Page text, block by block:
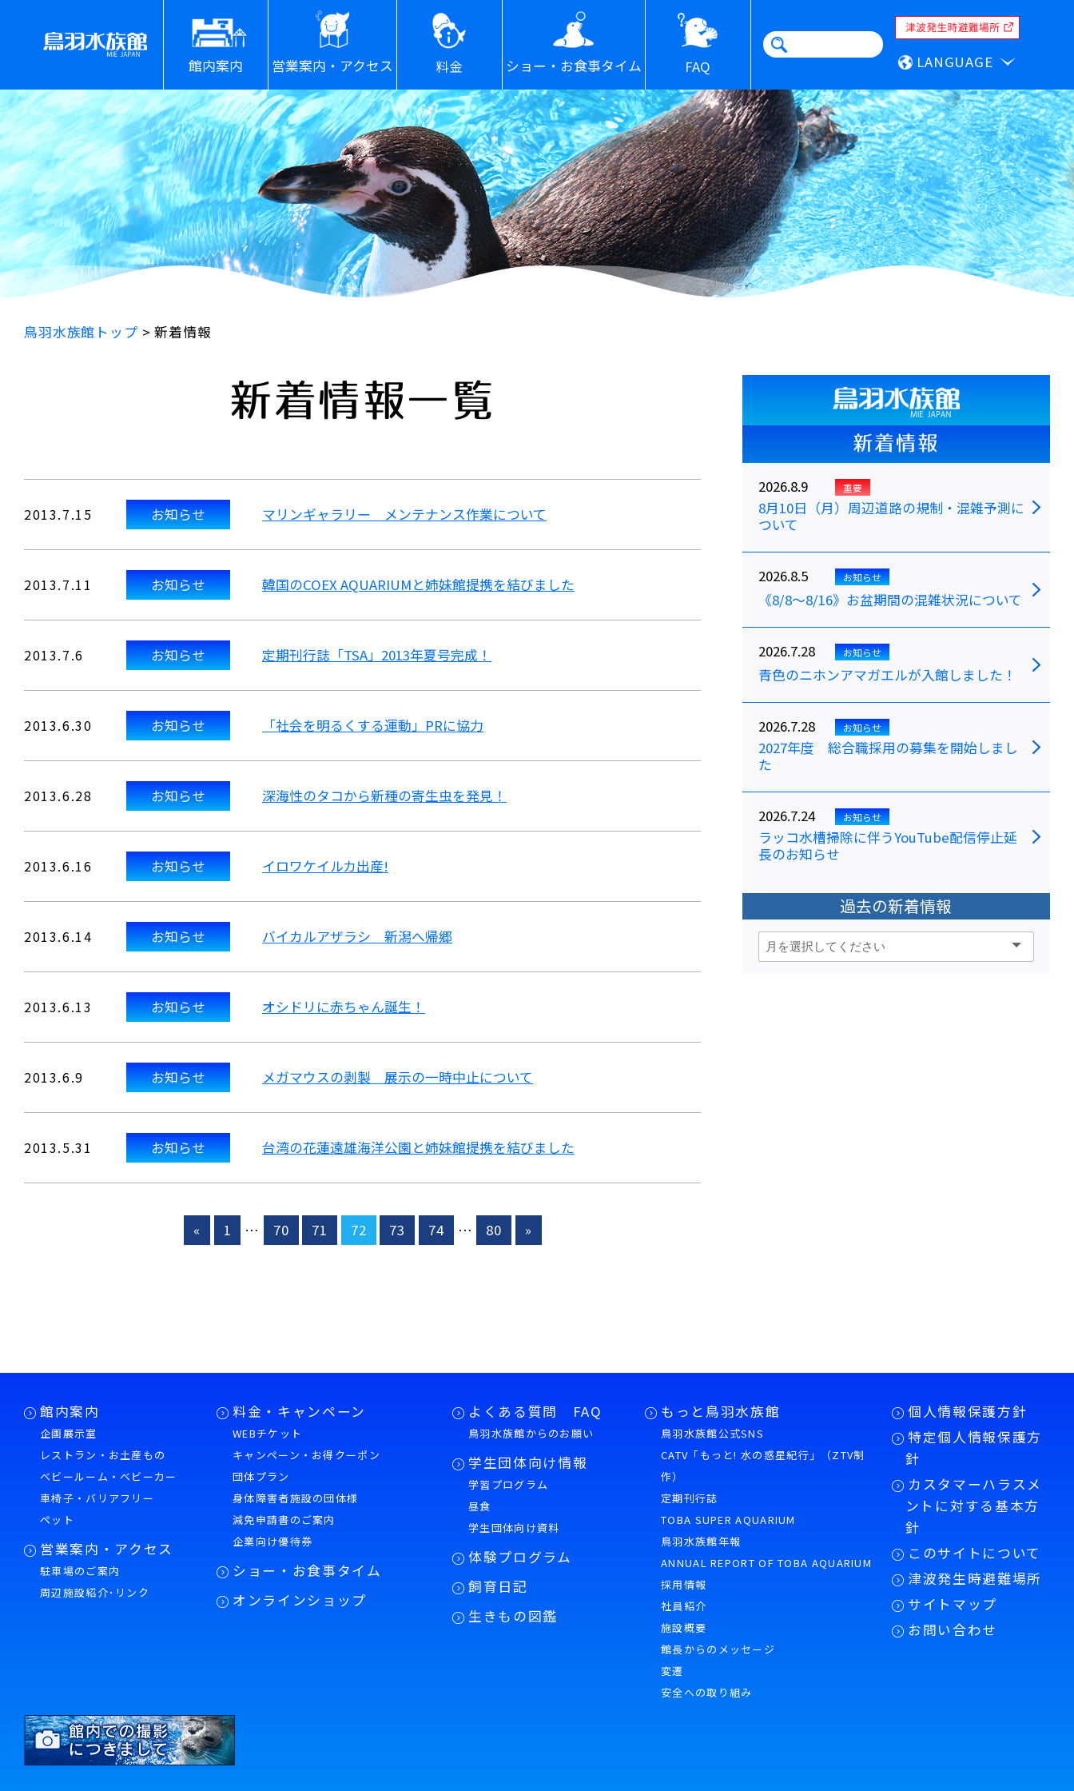
館内案内 営業案内・アクセス 料金 ショー・お食事タイム FAQ LANGUAGE
鳥羽水族館トップ >新着情報
新着情報一覧
2013.7.15 お知らせ マリンギャラリー メンテナンス作業について
2013.7.11 お知らせ 韓国のCOEX AQUARIUMと姉妹館提携を結びました
2013.7.6 お知らせ 定期刊行誌「TSA」2013年夏号完成！
2013.6.30 お知らせ 「社会を明るくする運動」PRに協力
2013.6.28 お知らせ 深海性のタコから新種の寄生虫を発見！
2013.6.16 お知らせ イロワケイルカ出産!
2013.6.14 お知らせ バイカルアザラシ 新潟へ帰郷
2013.6.13 お知らせ オシドリに赤ちゃん誕生！
2013.6.9 お知らせ メガマウスの剥製 展示の一時中止について
2013.5.31 お知らせ 台湾の花蓮遠雄海洋公園と姉妹館提携を結びました
« 1 … 70 71 72 73 74 … 80 »
新着情報
2026.8.9 重要
8月10日（月）周辺道路の規制・混雑予測に
ついて
2026.8.5 お知らせ
《8/8～8/16》お盆期間の混雑状況について
2026.7.28 お知らせ
青色のニホンアマガエルが入館しました！
2026.7.28 お知らせ
2027年度 総合職採用の募集を開始しまし
た
2026.7.24 お知らせ
ラッコ水槽掃除に伴うYouTube配信停止延
長のお知らせ
過去の新着情報
館内案内
企画展示室
レストラン・お土産もの
ベビールーム・ベビーカー
車椅子・バリアフリー
ペット
営業案内・アクセス
駐車場のご案内
周辺施設紹介･リンク
料金・キャンペーン
WEBチケット
キャンペーン・お得クーポン
団体プラン
身体障害者施設の団体様
減免申請書のご案内
企業向け優待券
ショー・お食事タイム
オンラインショップ
よくある質問 FAQ
鳥羽水族館からのお願い
学生団体向け情報
学習プログラム
昼食
学生団体向け資料
体験プログラム
飼育日記
生きもの図鑑
もっと鳥羽水族館
鳥羽水族館公式SNS
CATV「もっと! 水の惑星紀行」（ZTV制
作）
定期刊行誌
TOBA SUPER AQUARIUM
鳥羽水族館年報
ANNUAL REPORT OF TOBA AQUARIUM
採用情報
社員紹介
施設概要
館長からのメッセージ
変遷
安全への取り組み
個人情報保護方針
特定個人情報保護方
針
カスタマーハラスメ
ントに対する基本方
針
このサイトについて
津波発生時避難場所
サイトマップ
お問い合わせ